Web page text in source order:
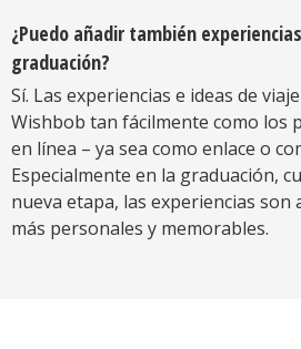
¿Puedo añadir también
graduación?
Sí. Las experiencias e ideas de
Wishbob tan fácilmente como los
en línea – ya sea como enlace o
Especialmente en la graduación,
nueva etapa, las experiencias son
más personales y memorables.